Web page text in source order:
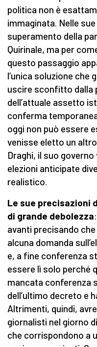
politica non è
immaginata. Nelle
superamento della
Quirinale, ma per
questo passaggio
l’unica soluzione che
uscire sconfitto dalla
dell’attuale assetto
conferma
oggi non può essere
venisse eletto un
Draghi, il suo
elezioni anticipate
realistico.
Le sue precisazioni
di grande debolezza
avanti precisando
alcuna domanda
e, a fine conferenza
essere lì solo perché
mancata conferenza
dell’ultimo decreto e
Altrimenti, quindi,
giornalisti nel giorno
che corrispondono a